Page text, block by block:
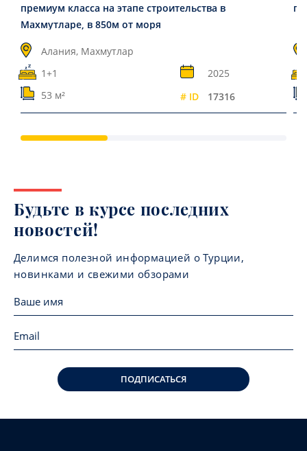
премиум класса на этапе строительства в
Махмутларе, в 850м от моря
Алания, Махмутлар
1+1
2025
53 м²
# ID 17316
Будьте в курсе последних
новостей!
Делимся полезной информацией о Турции,
новинками и свежими обзорами
ПОДПИСАТЬСЯ